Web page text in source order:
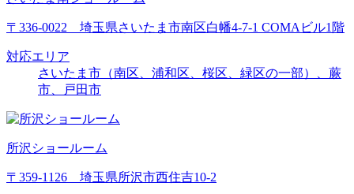
〒336-0022 埼玉県さいたま市南区白幡4-7-1 COMAビル1階
対応エリア
さいたま市（南区、浦和区、桜区、緑区の一部）、蕨
市、戸田市
所沢ショールーム
〒359-1126 埼玉県所沢市西住吉10-2